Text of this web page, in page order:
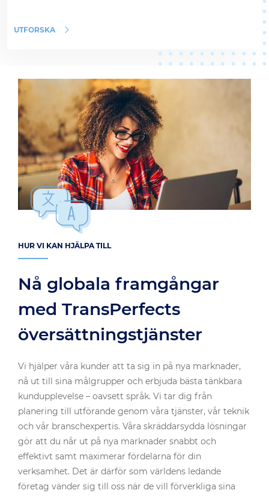
UTFORSKA
HUR VI KAN HJÄLPA TILL
Nå globala framgångar
med TransPerfects
översättningstjänster
Vi hjälper våra kunder att ta sig in på nya marknader,
nå ut till sina målgrupper och erbjuda bästa tänkbara
kundupplevelse – oavsett språk. Vi tar dig från
planering till utförande genom våra tjänster, vår teknik
och vår branschexpertis. Våra skräddarsydda lösningar
gör att du når ut på nya marknader snabbt och
effektivt samt maximerar fördelarna för din
verksamhet. Det är därför som världens ledande
företag vänder sig till oss när de vill förverkliga sina